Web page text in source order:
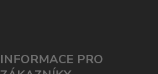
INFORMACE PRO